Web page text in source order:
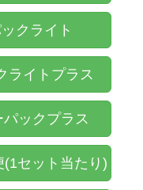
クライト
ライトプラス
ックプラス
セット当たり)